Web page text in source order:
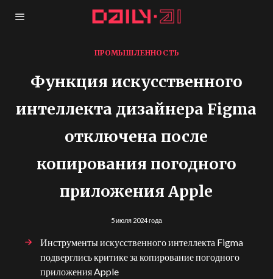
ПРОМЫШЛЕННОСТЬ
Функция искусственного
интеллекта дизайнера Figma
отключена после
копирования погодного
приложения Apple
5 июля 2024 года
Инструменты искусственного интеллекта Figma
подверглись критике за копирование погодного
приложения Apple